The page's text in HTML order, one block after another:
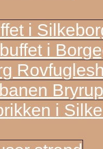
i
i
i